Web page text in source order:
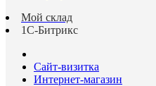
Мой склад
1С-Битрикс
Сайт-визитка
Интернет-магазин